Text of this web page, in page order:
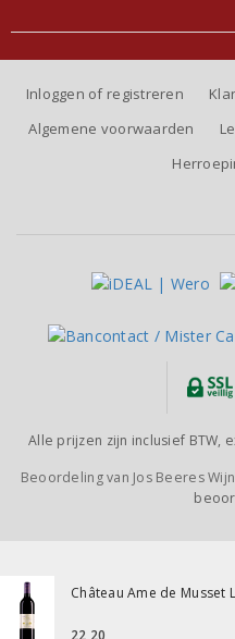
Château Ame de Musset
22,20
Inloggen of registreren
Algemene voorwaarden
Alle prijzen zijn inclusief BTW,
Beoordeling van Jos Beeres